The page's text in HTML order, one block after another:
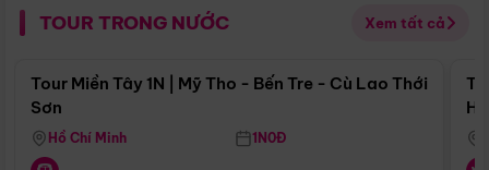
TOUR TRONG NƯỚC Xem tất cả
Điểm nổi bật
Tour Miền Tây 1N | Mỹ Tho - Bến Tre - Cù Lao Thới
Sơn
Hồ Chí Minh 1N0Đ